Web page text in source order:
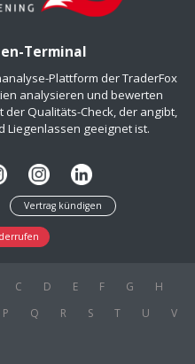
Terminal
Plattform der TraderFox
analysieren und bewerten
Qualitäts-Check, der angibt,
Liegenlassen geeignet ist.
Vertrag kündigen
C D E F G
H
P Q R S T U
V